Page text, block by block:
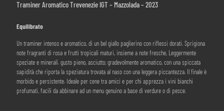
Traminer Aromatico Trevenezie IGT – Mazzolada – 2023
Equilibrato
Un traminer intenso e aromatico, di un bel giallo paglierino con riflessi dorati. Sprigiona
note fragranti di rosa e frutti tropicali maturi, insieme a note fresche, Leggermente
speziate e minerali. gusto pieno, asciutto; gradevolmente aromatico, con una spiccata
sapidità che riporta la speziatura trovata al naso con una leggera piccantezza. Il finale è
morbido e persistente. Ideale per cene tra amici e per chi apprezza i vini bianchi
profumati, facili da abbinare ad un menu genuino a base di verdure o di pesce.